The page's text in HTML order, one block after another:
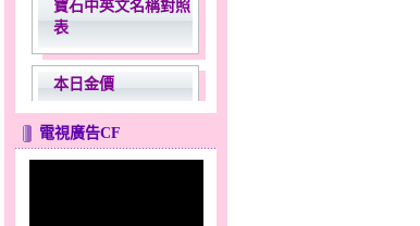
表
本日金價
常見問題
電視廣告CF